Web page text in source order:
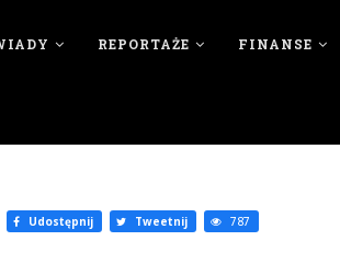
REPORTAŻE FINANSE
Udostępnij Tweetnij 787